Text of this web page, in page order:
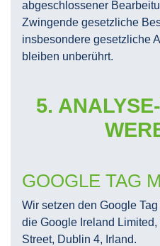
abgeschlossener
Zwingende gesetzliche
insbesondere gesetzliche
bleiben unberührt.
5.
GOOGLE TAG
Wir setzen den Google
die Google Ireland
Street, Dublin 4, Irland.